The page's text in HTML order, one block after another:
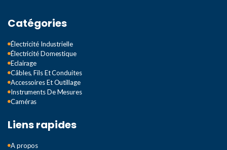
Catégories
Électricité Industrielle
Électricité Domestique
Eclairage
Câbles, Fils Et Conduites
Accessoires Et Outillage
Instruments De Mesures
Caméras
Liens rapides
A propos